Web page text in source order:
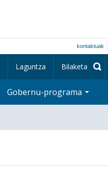
kontaktuak
Laguntza Bilaketa
Gobernu-programa